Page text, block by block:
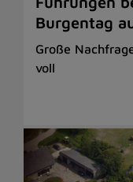
Burgentag
Große
voll